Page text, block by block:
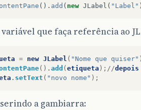
(). add ( new JLabel ( "Label"
que faça referência ao
= new JLabel ( "Nome que quiser"
() . add ( etiqueta );//depois
. setText ( "novo nome" );
a gambiarra: